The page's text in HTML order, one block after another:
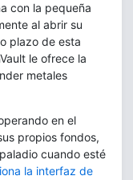
con la pequeña
al abrir su
plazo de esta
le ofrece la
metales
en el
propios fondos,
cuando esté
la interfaz de